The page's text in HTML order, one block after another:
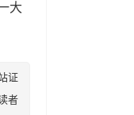
大
证
者